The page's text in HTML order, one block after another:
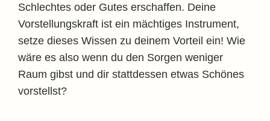
Schlechtes oder Gutes erschaffen. Deine
Vorstellungskraft ist ein mächtiges Instrument,
setze dieses Wissen zu deinem Vorteil ein! Wie
wäre es also wenn du den Sorgen weniger
Raum gibst und dir stattdessen etwas Schönes
vorstellst?